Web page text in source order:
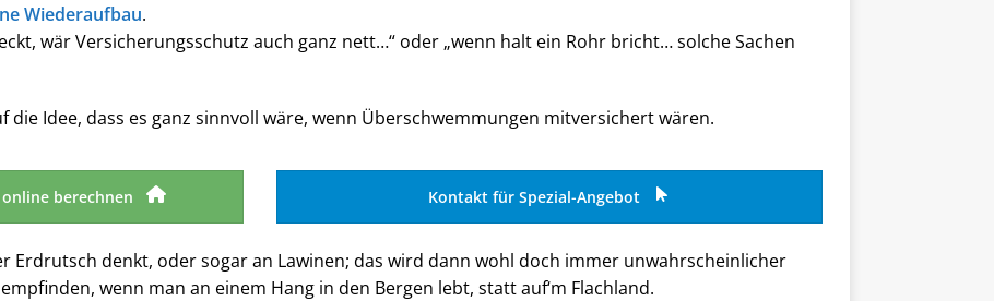
Wiederaufbau.
wär Versicherungsschutz auch ganz nett…“ oder „wenn halt ein Rohr bricht… solche Sachen
die Idee, dass es ganz sinnvoll wäre, wenn Überschwemmungen mitversichert wären.
berechnen Kontakt für Spezial-Angebot
Erdrutsch denkt, oder sogar an Lawinen; das wird dann wohl doch immer unwahrscheinlicher
wenn man an einem Hang in den Bergen lebt, statt auf‘m Flachland.